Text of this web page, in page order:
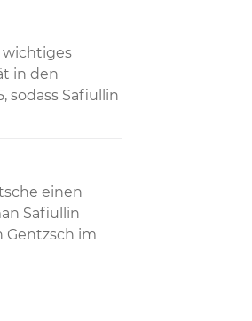
wichtiges
in den
sodass Safiullin
einen
Safiullin
Gentzsch im